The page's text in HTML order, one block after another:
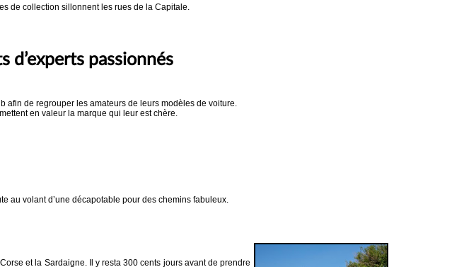
de collection sillonnent les rues de la Capitale.
d’experts passionnés
afin de regrouper les amateurs de leurs modèles de voiture.
en valeur la marque qui leur est chère.
au volant d’une décapotable pour des chemins fabuleux.
et la Sardaigne. Il y resta 300 cents jours avant de prendre